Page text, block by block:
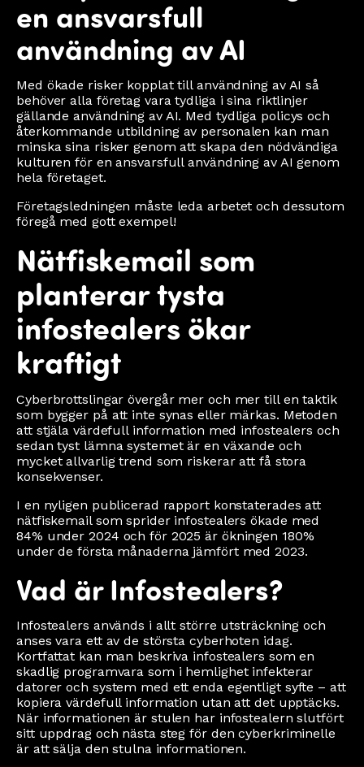
en ansvarsfull
användning av AI
Med ökade risker kopplat till användning av AI så
behöver alla företag vara tydliga i sina riktlinjer
gällande användning av AI. Med tydliga policys och
återkommande utbildning av personalen kan man
minska sina risker genom att skapa den nödvändiga
kulturen för en ansvarsfull användning av AI genom
hela företaget.
Företagsledningen måste leda arbetet och dessutom
föregå med gott exempel!
Nätfiskemail som
planterar tysta
infostealers ökar
kraftigt
Cyberbrottslingar övergår mer och mer till en taktik
som bygger på att inte synas eller märkas. Metoden
att stjäla värdefull information med infostealers och
sedan tyst lämna systemet är en växande och
mycket allvarlig trend som riskerar att få stora
konsekvenser.
I en nyligen publicerad rapport konstaterades att
nätfiskemail som sprider infostealers ökade med
84% under 2024 och för 2025 är ökningen 180%
under de första månaderna jämfört med 2023.
Vad är Infostealers?
Infostealers används i allt större utsträckning och
anses vara ett av de största cyberhoten idag.
Kortfattat kan man beskriva infostealers som en
skadlig programvara som i hemlighet infekterar
datorer och system med ett enda egentligt syfte – att
kopiera värdefull information utan att det upptäcks.
När informationen är stulen har infostealern slutfört
sitt uppdrag och nästa steg för den cyberkriminelle
är att sälja den stulna informationen.